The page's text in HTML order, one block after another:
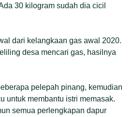
30 kilogram sudah dia cicil
dari kelangkaan gas awal 2020.
desa mencari gas, hasilnya
pelepah pinang, kemudian
untuk membantu istri memasak.
semua perlengkapan dapur